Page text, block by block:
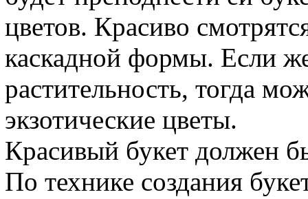
цветов. Красиво
каскадной формы. Если
растительность, тогда
экзотические цветы.
Красивый букет должен
По технике создания